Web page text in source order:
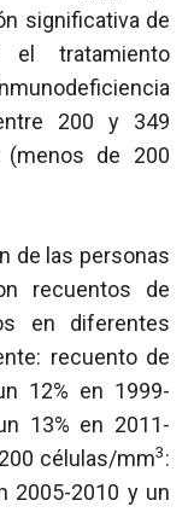
significativa de
el tratamiento
200 y 349
de 200
de las personas
recuentos de
en diferentes
recuento de
12% en 1999-
13% en 2011-
células/mm3:
2005-2010 y un